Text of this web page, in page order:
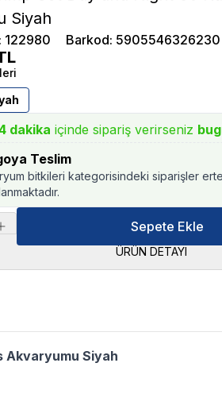
Siyah
: 122980 Barkod: 5905546326230
dakika içinde sipariş verirseniz
Teslim
bitkileri kategorisindeki siparişler
Sepete Ekle
ÜRÜN DETAYI
Akvaryumu Siyah